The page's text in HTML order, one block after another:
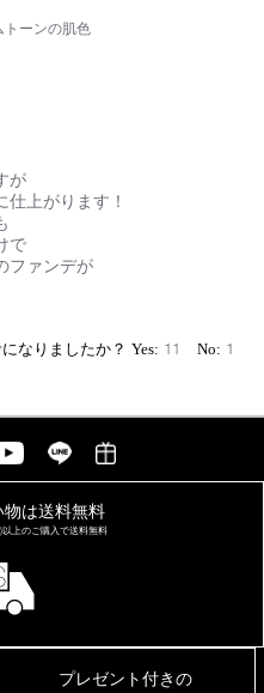
トーンの肌色
が
上がります！
で
ファンデが
11 1
物は送料無料
以上のご購入で送料無料
プレゼント付きの